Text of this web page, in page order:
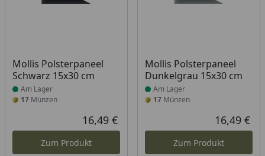
Mollis Polsterpaneel
Schwarz 15x30 cm
Produkt am Lager
Am Lager
17 Münzen
Aktueller Preis
16,49 €
Zum Produkt
Mollis Polsterpaneel
Dunkelgrau 15x30 cm
Produkt am Lager
Am Lager
17Münzen
16,49 €
Zum Produkt